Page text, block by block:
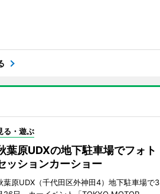
る・遊ぶ
葉原UDXの地下駐車場でフォト
ッションカーショー
葉原UDX（千代田区外神田4）地下駐車場で3